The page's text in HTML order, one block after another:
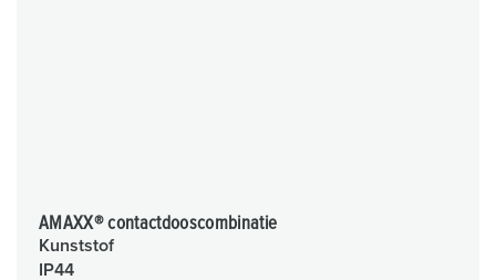
AMAXX® contactdooscombinatie
Kunststof
IP44